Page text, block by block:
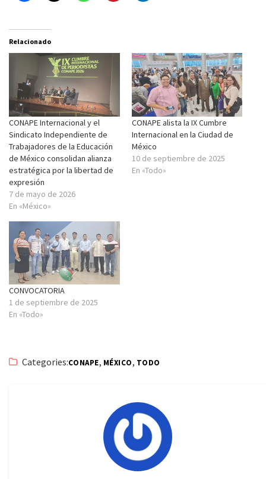
Relacionado
CONAPE Internacional y el
Sindicato Independiente de
Trabajadores de la Educación
de México consolidan alianza
estratégica por la libertad de
expresión
7 de mayo de 2026
En «México»
CONAPE alista la IX Cumbre
Internacional en la Ciudad de
México
10 de septiembre de 2025
En «Todo»
CONVOCATORIA
1 de septiembre de 2025
En «Todo»
Categories:CONAPE, MÉXICO, TODO